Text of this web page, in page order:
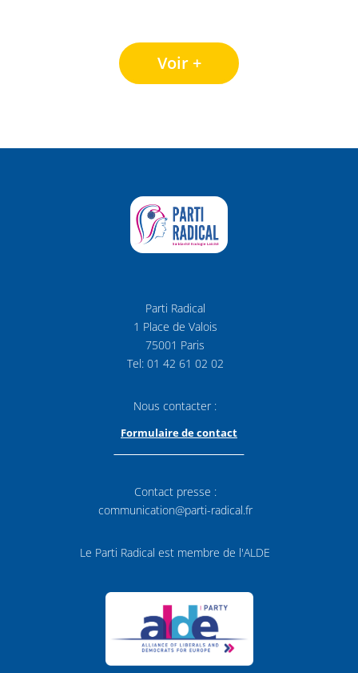
Voir +
Parti Radical
1 Place de Valois
75001 Paris
Tel: 01 42 61 02 02
Nous contacter :
Formulaire de contact
Contact presse :
communication@parti-radical.fr
Le Parti Radical est membre de l'ALDE